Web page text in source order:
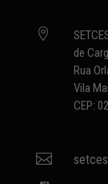

de
Rua
Vila
CEP:
